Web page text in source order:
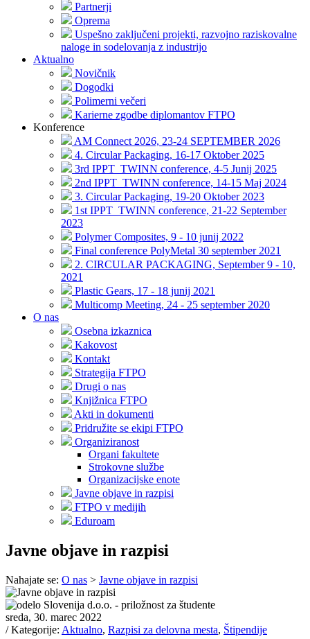
Partnerji
Oprema
Uspešno zaključeni projekti, razvojno raziskovalne
naloge in sodelovanja z industrijo
Aktualno
Novičnik
Dogodki
Polimerni večeri
Karierne zgodbe diplomantov FTPO
Konference
AM Connect 2026, 23-24 SEPTEMBER 2026
4. Circular Packaging, 16-17 Oktober 2025
3rd IPPT_TWINN conference, 4-5 Junij 2025
2nd IPPT_TWINN conference, 14-15 Maj 2024
3. Circular Packaging, 19-20 Oktober 2023
1st IPPT_TWINN conference, 21-22 September
2023
Polymer Composites, 9 - 10 junij 2022
Final conference PolyMetal 30 september 2021
2. CIRCULAR PACKAGING, September 9 - 10,
2021
Plastic Gears, 17 - 18 junij 2021
Multicomp Meeting, 24 - 25 september 2020
O nas
Osebna izkaznica
Kakovost
Kontakt
Strategija FTPO
Drugi o nas
Knjižnica FTPO
Akti in dokumenti
Pridružite se ekipi FTPO
Organiziranost
Organi fakultete
Strokovne službe
Organizacijske enote
Javne objave in razpisi
FTPO v medijih
Eduroam
Javne objave in razpisi
Nahajate se: O nas > Javne objave in razpisi
sreda, 30. marec 2022
/ Kategorije: Aktualno, Razpisi za delovna mesta, Štipendije